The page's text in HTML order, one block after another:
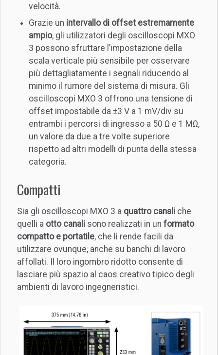
velocità.
Grazie un intervallo di offset estremamente
ampio, gli utilizzatori degli oscilloscopi MXO
3 possono sfruttare l’impostazione della
scala verticale più sensibile per osservare
più dettagliatamente i segnali riducendo al
minimo il rumore del sistema di misura. Gli
oscilloscopi MXO 3 offrono una tensione di
offset impostabile da ±3 V a 1 mV/div su
entrambi i percorsi di ingresso a 50 Ω e 1 MΩ,
un valore da due a tre volte superiore
rispetto ad altri modelli di punta della stessa
categoria.
Compatti
Sia gli oscilloscopi MXO 3 a quattro canali che
quelli a otto canali sono realizzati in un formato
compatto e portatile, che li rende facili da
utilizzare ovunque, anche su banchi di lavoro
affollati. Il loro ingombro ridotto consente di
lasciare più spazio al caos creativo tipico degli
ambienti di lavoro ingegneristici.